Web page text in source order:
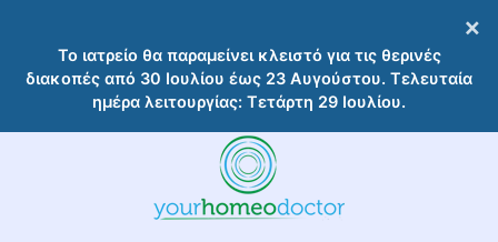
Το ιατρείο θα παραμείνει κλειστό για τις θερινές
διακοπές από 30 Ιουλίου έως 23 Αυγούστου. Τελευταία
ημέρα λειτουργίας: Τετάρτη 29 Ιουλίου.
×
περιεχόμενο